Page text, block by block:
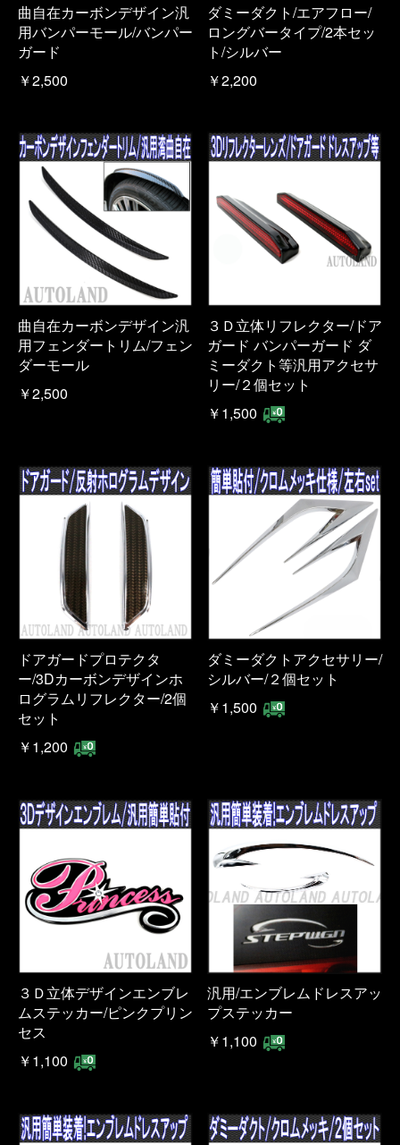
曲自在カーボンデザイン汎
用バンパーモール/バンパー
ガード
￥2,500
ダミーダクト/エアフロー/
ロングバータイプ/2本セッ
ト/シルバー
￥2,200
曲自在カーボンデザイン汎
用フェンダートリム/フェン
ダーモール
￥2,500
３Ｄ立体リフレクター/ドア
ガード バンパーガード ダ
ミーダクト等汎用アクセサ
リー/２個セット
￥1,500
ドアガードプロテクタ
ー/3Dカーボンデザインホ
ログラムリフレクター/2個
セット
￥1,200
ダミーダクトアクセサリー/
シルバー/２個セット
￥1,500
３Ｄ立体デザインエンブレ
ムステッカー/ピンクプリン
セス
￥1,100
汎用/エンブレムドレスアッ
プステッカー
￥1,100